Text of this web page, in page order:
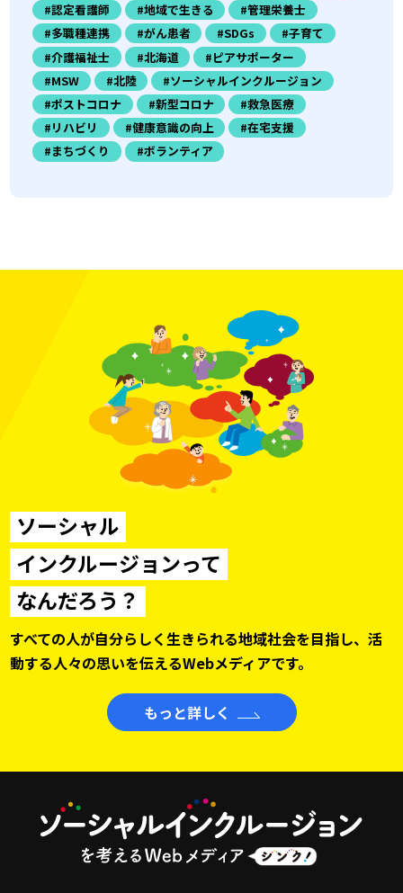
#認定看護師
#地域で生きる
#管理栄養士
#多職種連携
#がん患者 #SDGs
#子育て
#介護福祉士
#北海道
#ピアサポーター
#MSW
#北陸
#ソーシャルインクルージョン
#ポストコロナ
#新型コロナ
#救急医療
#リハビリ
#健康意識の向上
#在宅支援
#まちづくり
#ボランティア
ソーシャル
インクルージョンって
なんだろう？
すべての人が自分らしく生きられる地域社会を目指し、活
動する人々の思いを伝えるWebメディアです。
もっと詳しく